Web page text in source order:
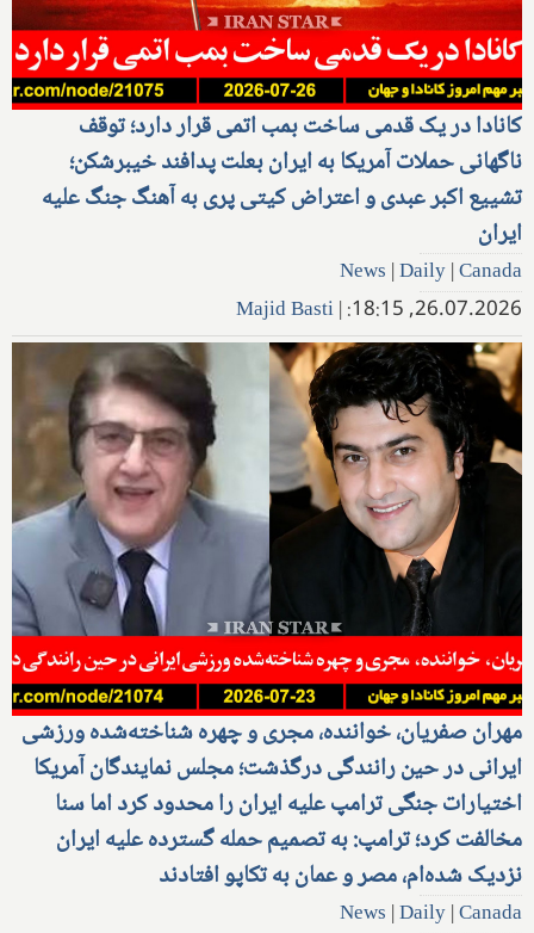
کانادا در یک قدمی ساخت بمب اتمی قرار دارد؛ توقف
ناگهانی حملات آمریکا به ایران بعلت پدافند خیبرشکن؛
تشییع اکبر عبدی و اعتراض کیتی پری به آهنگ جنگ علیه
ایران
News |Daily|Canada
26.07.2026, 18:15:
|
Majid Basti
مهران صفریان، خواننده، مجری و چهره شناخته‌شده ورزشی
ایرانی در حین رانندگی درگذشت؛ مجلس نمایندگان آمریکا
اختیارات جنگی ترامپ علیه ایران را محدود کرد اما سنا
مخالفت کرد؛ ترامپ: به تصمیم حمله گسترده علیه ایران
نزدیک شده‌ام، مصر و عمان به تکاپو افتادند
News |Daily|Canada